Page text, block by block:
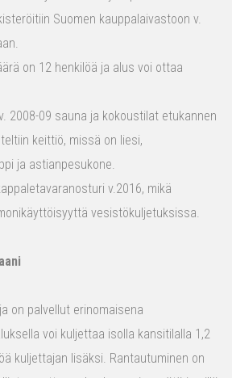
Suomen kauppalaivastoon v.
on 12 henkilöä ja alus voi ottaa
2008-09 sauna ja kokoustilat etukannen
keittiö, missä on liesi,
ja astianpesukone.
v.2016, mikä
vesistökuljetuksissa.
on palvellut erinomaisena
voi kuljettaa isolla kansitilalla 1,2
kuljettajan lisäksi. Rantautuminen on